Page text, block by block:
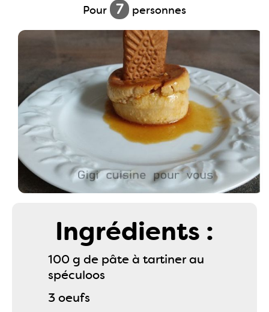
Pour 7 personnes
Ingrédients :
100 g de pâte à tartiner au
spéculoos
3 oeufs